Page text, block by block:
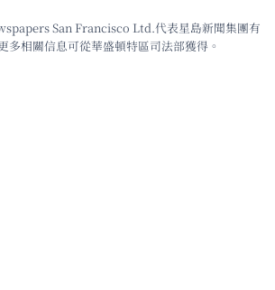
San Francisco Ltd.代表星島新聞集團有
多相關信息可從華盛頓特區司法部獲得。